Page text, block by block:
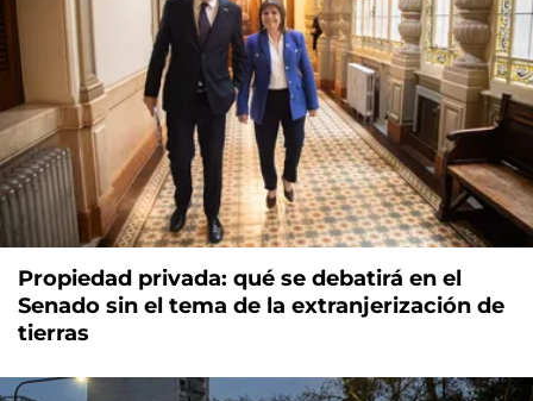
Propiedad privada: qué se debatirá en el
Senado sin el tema de la extranjerización de
tierras